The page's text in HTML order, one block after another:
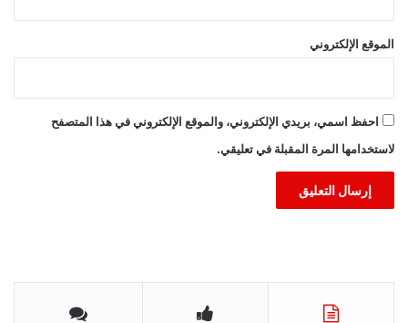
الموقع الإلكتروني
احفظ اسمي، بريدي الإلكتروني، والموقع الإلكتروني في هذا المتصفح
لاستخدامها المرة المقبلة في تعليقي.